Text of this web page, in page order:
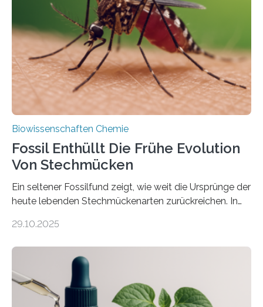
die noch heute in der Natur vorkommt: die
Süßwasseralge Coleochaetophyceae. Einige Arten
dieser Gruppe bilden aus Zellfäden dichte Geflechte
mit scheibenförmiger Gestalt. Was auffällig ist: Die
nächsten…
Biowissenschaften Chemie
Fossil Enthüllt Die Frühe Evolution
Von Stechmücken
Ein seltener Fossilfund zeigt, wie weit die Ursprünge der
heute lebenden Stechmückenarten zurückreichen. In
Forschende die bisher älteste bekannte Stechmücken-
Region Kachin in Myanmar und hat sich in
ausgezeichnetem Zustand erhalten. Es konnte als neue
Art einer neuen Gattung beschrieben werden und trägt
nun den Namen Cretosabethes primaevus. Dieser erste
29.10.2025